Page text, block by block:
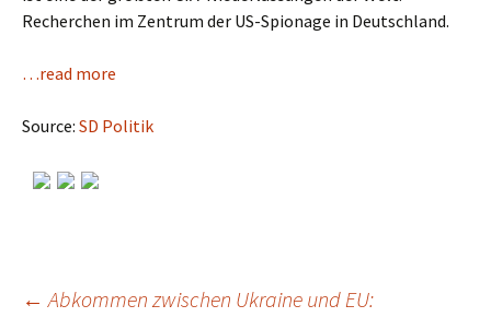
Recherchen im Zentrum der US-Spionage in Deutschland.
…read more
Source: SD Politik
← Abkommen zwischen Ukraine und EU: